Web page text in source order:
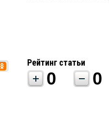
Рейтинг статьи
0 0